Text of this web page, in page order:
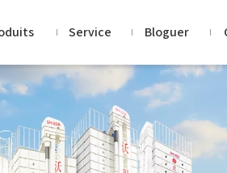
Service Bloguer